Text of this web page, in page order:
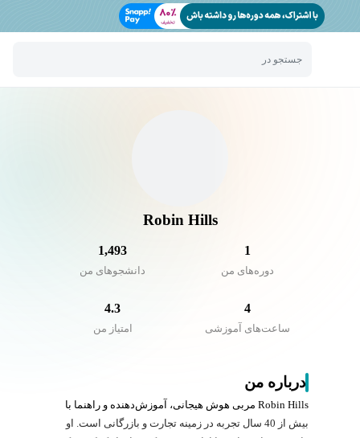
جستجو در
Robin Hills
1
دوره‌های من
1,493
دانشجو‌های من
4
ساعت‌های آموزشی
4.3
امتیاز من
درباره من
Robin Hills مربی هوش هیجانی، آموزش‌دهنده و راهنما با
بیش از 40 سال تجربه در زمینه تجارت و بازرگانی است. او